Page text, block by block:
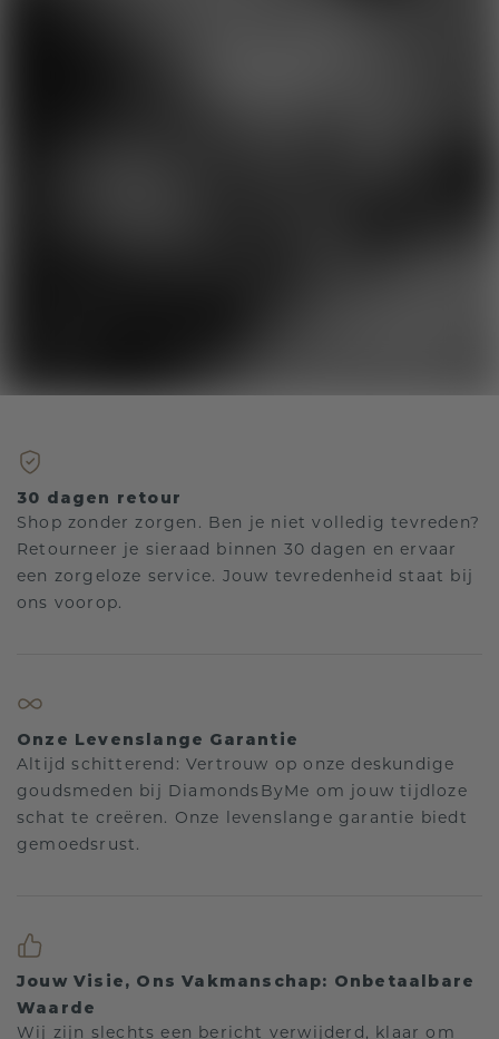
30 dagen retour
Shop zonder zorgen. Ben je niet volledig tevreden?
Retourneer je sieraad binnen 30 dagen en ervaar
een zorgeloze service. Jouw tevredenheid staat bij
ons voorop.
Onze Levenslange Garantie
Altijd schitterend: Vertrouw op onze deskundige
goudsmeden bij DiamondsByMe om jouw tijdloze
schat te creëren. Onze levenslange garantie biedt
gemoedsrust.
Jouw Visie, Ons Vakmanschap: Onbetaalbare
Waarde
Wij zijn slechts een bericht verwijderd, klaar om